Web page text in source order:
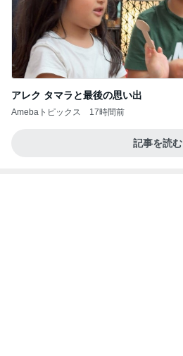
アレク タマラと最後の思い出
Amebaトピックス 17時間前
記事を読む